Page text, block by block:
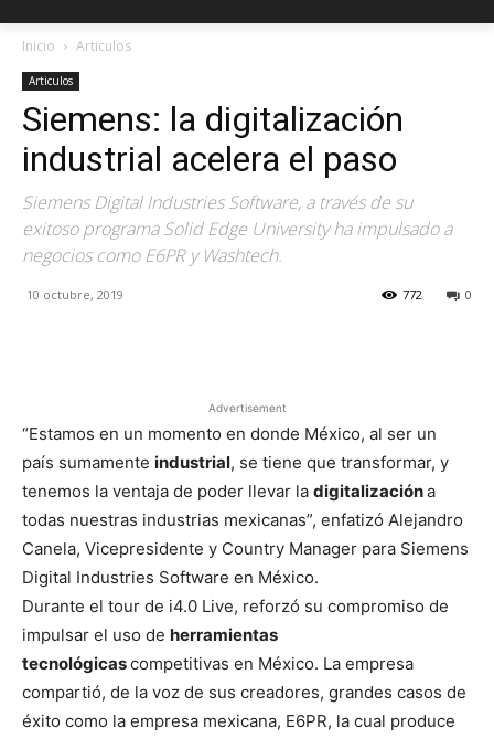
Inicio Articulos
Articulos
Siemens: la digitalización
industrial acelera el paso
Siemens Digital Industries Software, a través de su
exitoso programa Solid Edge University ha impulsado a
negocios como E6PR y Washtech.
10 octubre, 2019 0
772
Advertisement
“Estamos en un momento en donde México, al ser un
país sumamente industrial, se tiene que transformar, y
tenemos la ventaja de poder llevar la digitalizacióna
todas nuestras industrias mexicanas”, enfatizó Alejandro
Canela, Vicepresidente y Country Manager para Siemens
Digital Industries Software en México.
Durante el tour de i4.0 Live, reforzó su compromiso de
impulsar el uso de herramientas
tecnológicascompetitivas en México. La empresa
compartió, de la voz de sus creadores, grandes casos de
éxito como la empresa mexicana, E6PR, la cual produce